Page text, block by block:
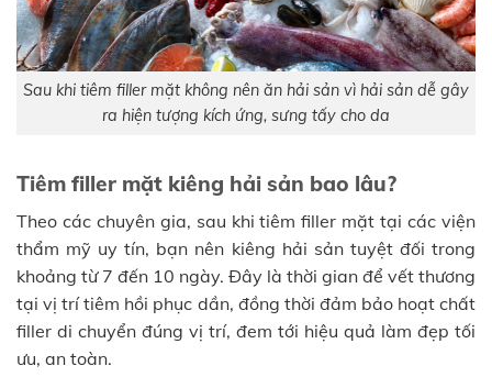
Sau khi tiêm filler mặt không nên ăn hải sản vì hải sản dễ gây
ra hiện tượng kích ứng, sưng tấy cho da
Tiêm filler mặt kiêng hải sản bao lâu?
Theo các chuyên gia, sau khi tiêm filler mặt tại các viện
thẩm mỹ uy tín, bạn nên kiêng hải sản tuyệt đối trong
khoảng từ 7 đến 10 ngày. Đây là thời gian để vết thương
tại vị trí tiêm hồi phục dần, đồng thời đảm bảo hoạt chất
filler di chuyển đúng vị trí, đem tới hiệu quả làm đẹp tối
ưu, an toàn.